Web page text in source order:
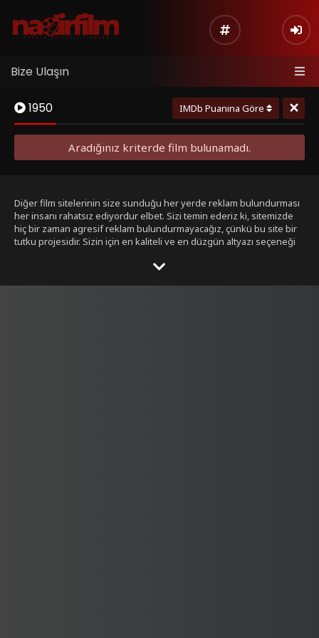
Bize Ulaşın
1950 IMDb Puanına Göre ×
Aradığınız kriterde film bulunamadı.
Diğer film sitelerinin size sunduğu her yerde reklam bulundurması
her insanı rahatsız ediyordur elbet. Sizi temin ederiz ki, sitemizde
hiç bir zaman agresif reklam bulundurmayacağız, çünkü bu site bir
tutku projesidir. Sizin için en kaliteli ve en düzgün altyazı seçeneği